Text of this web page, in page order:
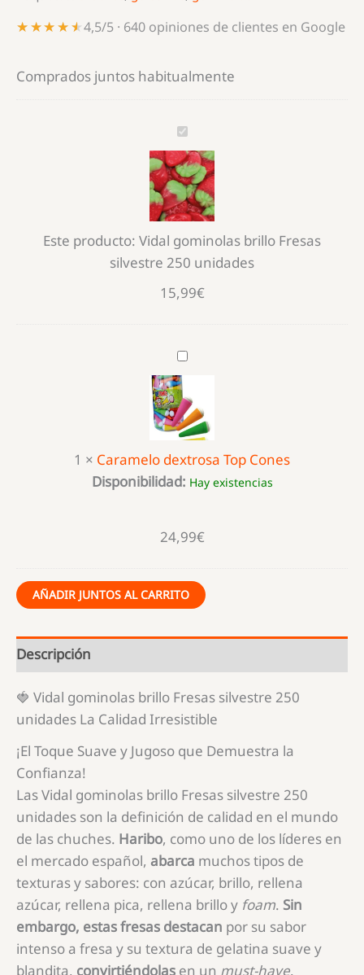
★★★★★
★★★★★4,5/5 · 640 opiniones de clientes en Google
Comprados juntos habitualmente
Vidal
gominolas
brillo
Fresas
silvestre
250
unidades
Este producto: Vidal gominolas brillo Fresas
silvestre 250 unidades
15,99€
Caramelo
dextrosa
Top
Cones
1 × Caramelo dextrosa Top Cones
Disponibilidad: Hay existencias
24,99€
AÑADIR JUNTOS AL CARRITO
Descripción
🍓 Vidal gominolas brillo Fresas silvestre 250
unidades La Calidad Irresistible
¡El Toque Suave y Jugoso que Demuestra la
Confianza!
Las Vidal gominolas brillo Fresas silvestre 250
unidades son la definición de calidad en el mundo
de las chuches. Haribo, como uno de los líderes en
el mercado español, abarca muchos tipos de
texturas y sabores: con azúcar, brillo, rellena
azúcar, rellena pica, rellena brillo y foam. Sin
embargo, estas fresas destacan por su sabor
intenso a fresa y su textura de gelatina suave y
blandita, convirtiéndolas en un must-have.